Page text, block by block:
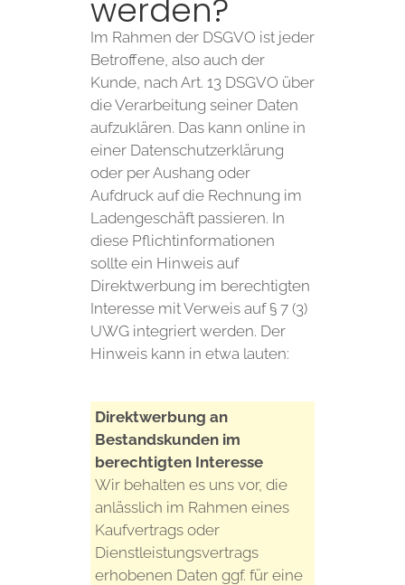
werden?
Im Rahmen der DSGVO ist jeder
Betroffene, also auch der
Kunde, nach Art. 13 DSGVO über
die Verarbeitung seiner Daten
aufzuklären. Das kann online in
einer Datenschutzerklärung
oder per Aushang oder
Aufdruck auf die Rechnung im
Ladengeschäft passieren. In
diese Pflichtinformationen
sollte ein Hinweis auf
Direktwerbung im berechtigten
Interesse mit Verweis auf § 7 (3)
UWG integriert werden. Der
Hinweis kann in etwa lauten:
Direktwerbung an
Bestandskunden im
berechtigten Interesse
Wir behalten es uns vor, die
anlässlich im Rahmen eines
Kaufvertrags oder
Dienstleistungsvertrags
erhobenen Daten ggf. für eine